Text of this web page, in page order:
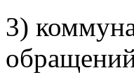
3)